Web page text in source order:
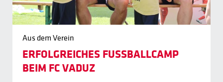
Aus dem Verein
ERFOLGREICHES FUSSBALLCAMP
BEIM FC VADUZ